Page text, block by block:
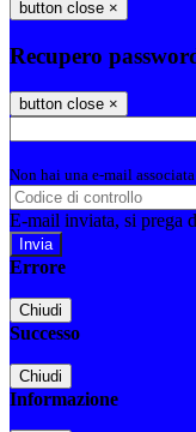
button close ×
Recupero
button close ×
Non hai una e-mail
E-mail inviata, si prega
Errore
Chiudi
Successo
Chiudi
Informazione